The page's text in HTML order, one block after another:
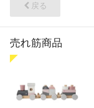
戻る
売れ筋商品